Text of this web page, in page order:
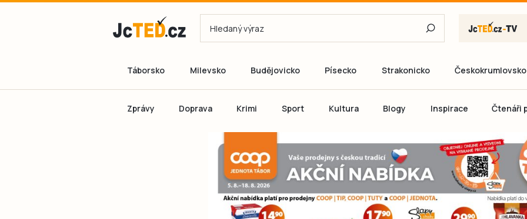
Táborsko Milevsko Budějovicko Písecko Strakonicko Českokrumlovsko
Zprávy Doprava Krimi Sport Kultura Blogy Inspirace Čtenáři